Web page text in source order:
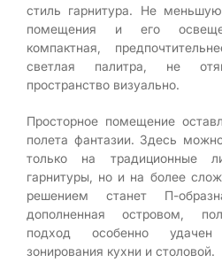
стиль гарнитура. Не
помещения и его
компактная,
светлая палитра, не
пространство визуально.
Просторное помещение
полета фантазии. Здесь
только на традиционные
гарнитуры, но и на более
решением станет П-
дополненная островом,
подход особенно
зонирования кухни и столовой.